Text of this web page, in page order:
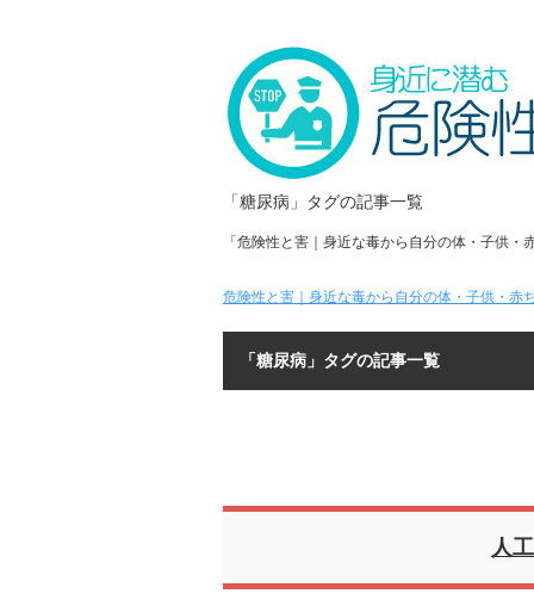
「糖尿病」タグの記事一覧
「危険性と害｜身近な毒から自分の体・子供
危険性と害｜身近な毒から自分の体・子供・赤
「糖尿病」タグの記事一覧
人